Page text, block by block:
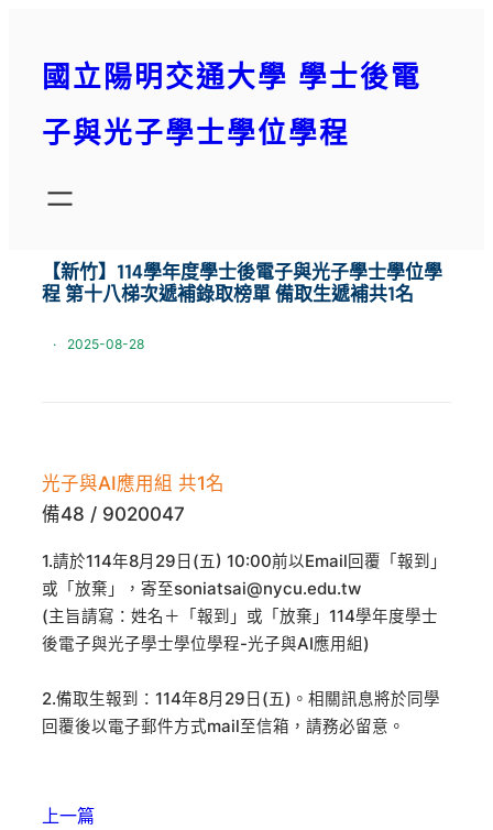
國立陽明交通大學 學士後電
子與光子學士學位學程
【新竹】114學年度學士後電子與光子學士學位學
程 第十八梯次遞補錄取榜單 備取生遞補共1名
· 2025-08-28
光子與AI應用組 共1名
備48 / 9020047
1.請於114年8月29日(五) 10:00前以Email回覆「報到」
或「放棄」，寄至soniatsai@nycu.edu.tw
(主旨請寫：姓名＋「報到」或「放棄」114學年度學士
後電子與光子學士學位學程-光子與AI應用組)
2.備取生報到：114年8月29日(五)。相關訊息將於同學
回覆後以電子郵件方式mail至信箱，請務必留意。
上一篇